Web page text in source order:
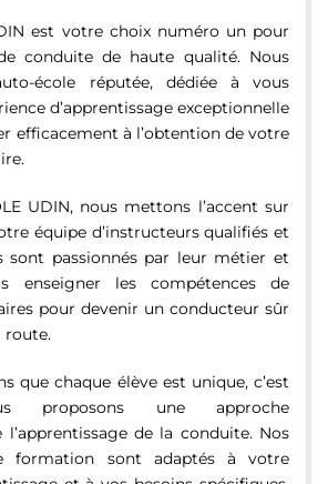
est votre choix numéro un pour
conduite de haute qualité. Nous
école réputée, dédiée à vous
d’apprentissage exceptionnelle
efficacement à l’obtention de votre
UDIN, nous mettons l’accent sur
équipe d’instructeurs qualifiés et
sont passionnés par leur métier et
enseigner les compétences de
pour devenir un conducteur sûr
route.
que chaque élève est unique, c’est
proposons une approche
l’apprentissage de la conduite. Nos
formation sont adaptés à votre